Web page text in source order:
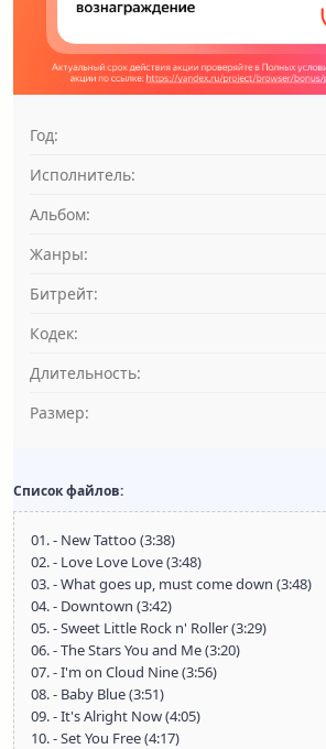
Год:
Исполнитель:
Альбом:
Жанры:
Битрейт:
Кодек:
Длительность:
Размер:
Список файлов:
01. - New Tattoo (3:38)
02. - Love Love Love (3:48)
03. - What goes up, must come down (3:48)
04. - Downtown (3:42)
05. - Sweet Little Rock n' Roller (3:29)
06. - The Stars You and Me (3:20)
07. - I'm on Cloud Nine (3:56)
08. - Baby Blue (3:51)
09. - It's Alright Now (4:05)
10. - Set You Free (4:17)